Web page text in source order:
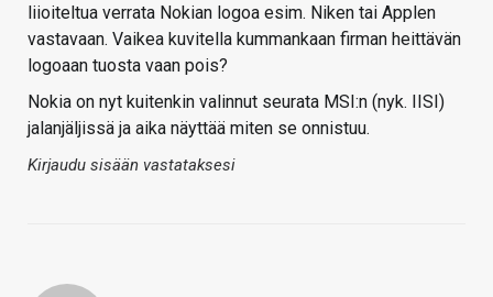
liioiteltua verrata Nokian logoa esim. Niken tai Applen
vastavaan. Vaikea kuvitella kummankaan firman heittävän
logoaan tuosta vaan pois?
Nokia on nyt kuitenkin valinnut seurata MSI:n (nyk. IISI)
jalanjäljissä ja aika näyttää miten se onnistuu.
Kirjaudu sisään vastataksesi